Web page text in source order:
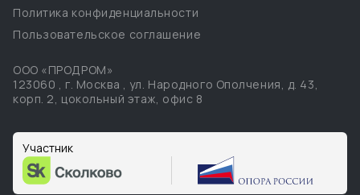
Политика конфиденциальности
Пользовательское соглашение
ООО «ПРОДРОМ»
123060 , г. Москва , ул. Народного Ополчения, д. 43,
корп. 2, цокольный этаж, офис 8
Участник